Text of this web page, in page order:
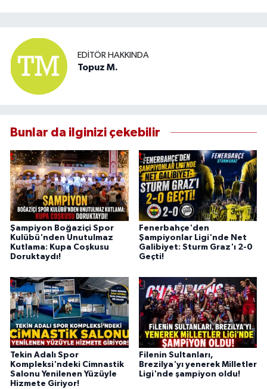
EDITÖR HAKKINDA
Topuz M.
Bunlar da ilginizi çekebilir
Şampiyon Boğaziçi Spor
Kulübü'nden Unutulmaz
Kutlama: Kupa Coşkusu
Doruktaydı!
Fenerbahçe'den
Şampiyonlar Ligi'nde Net
Galibiyet: Sturm Graz'ı 2-0
Geçti!
Tekin Adalı Spor
Kompleksi'ndeki Cimnastik
Salonu Yenilenen Yüzüyle
Hizmete Giriyor!
Filenin Sultanları,
Brezilya'yı yenerek Milletler
Ligi'nde şampiyon oldu!